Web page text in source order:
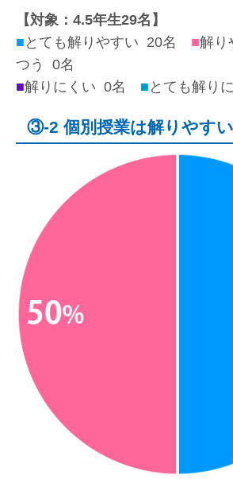
【対象：4.5年生29名】
■ とても解りやすい 20名 ■解
つう 0名
■解りにくい 0名 ■ とても解り
③-2 個別授業は解りやすい